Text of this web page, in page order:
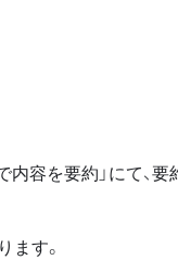
内容を要約」にて、
す。